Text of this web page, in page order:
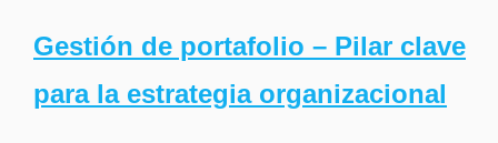
Gestión de portafolio – Pilar clave
para la estrategia organizacional